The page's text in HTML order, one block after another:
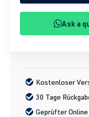
Ask a
Kostenloser
30 Tage
Geprüfter Online